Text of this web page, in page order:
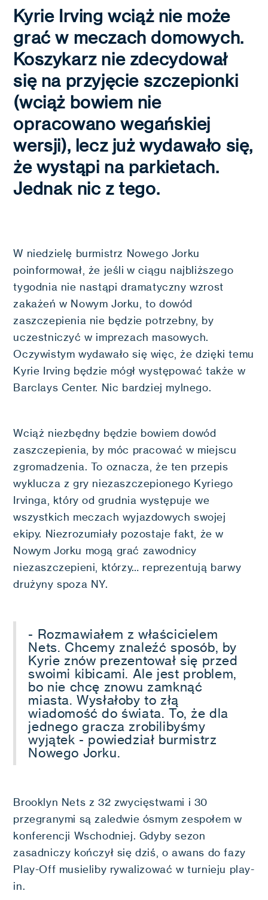
Kyrie Irving wciąż nie może
grać w meczach domowych.
Koszykarz nie zdecydował
się na przyjęcie szczepionki
(wciąż bowiem nie
opracowano wegańskiej
wersji), lecz już wydawało się,
że wystąpi na parkietach.
Jednak nic z tego.
W niedzielę burmistrz Nowego Jorku
poinformował, że jeśli w ciągu najbliższego
tygodnia nie nastąpi dramatyczny wzrost
zakażeń w Nowym Jorku, to dowód
zaszczepienia nie będzie potrzebny, by
uczestniczyć w imprezach masowych.
Oczywistym wydawało się więc, że dzięki temu
Kyrie Irving będzie mógł występować także w
Barclays Center. Nic bardziej mylnego.
Wciąż niezbędny będzie bowiem dowód
zaszczepienia, by móc pracować w miejscu
zgromadzenia. To oznacza, że ten przepis
wyklucza z gry niezaszczepionego Kyriego
Irvinga, który od grudnia występuje we
wszystkich meczach wyjazdowych swojej
ekipy. Niezrozumiały pozostaje fakt, że w
Nowym Jorku mogą grać zawodnicy
niezaszczepieni, którzy… reprezentują barwy
drużyny spoza NY.
- Rozmawiałem z właścicielem
Nets. Chcemy znaleźć sposób, by
Kyrie znów prezentował się przed
swoimi kibicami. Ale jest problem,
bo nie chcę znowu zamknąć
miasta. Wysłałoby to złą
wiadomość do świata. To, że dla
jednego gracza zrobilibyśmy
wyjątek - powiedział burmistrz
Nowego Jorku.
Brooklyn Nets z 32 zwycięstwami i 30
przegranymi są zaledwie ósmym zespołem w
konferencji Wschodniej. Gdyby sezon
zasadniczy kończył się dziś, o awans do fazy
Play-Off musieliby rywalizować w turnieju play-
in.